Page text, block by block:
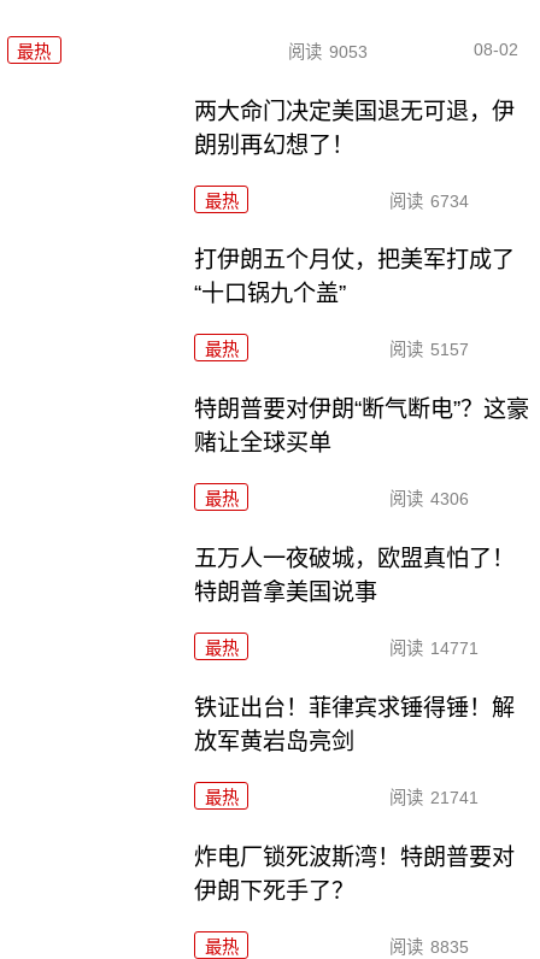
最热 阅读 9053 08-02
两大命门决定美国退无可退，伊
朗别再幻想了！
最热 阅读 6734
打伊朗五个月仗，把美军打成了
“十口锅九个盖”
最热 阅读 5157
特朗普要对伊朗“断气断电”？这豪
赌让全球买单
最热 阅读 4306
五万人一夜破城，欧盟真怕了！
特朗普拿美国说事
最热 阅读 14771
铁证出台！菲律宾求锤得锤！解
放军黄岩岛亮剑
最热 阅读 21741
炸电厂锁死波斯湾！特朗普要对
伊朗下死手了？
最热 阅读 8835